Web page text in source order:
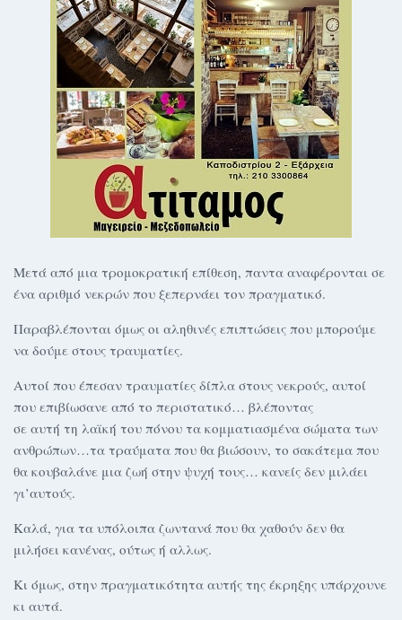
Μετά από μια τρομοκρατική επίθεση, παντα αναφέρονται σε
ένα αριθμό νεκρών που ξεπερνάει τον πραγματικό.
Παραβλέπονται όμως οι αληθινές επιπτώσεις που μπορούμε
να δούμε στους τραυματίες.
Αυτοί που έπεσαν τραυματίες δίπλα στους νεκρούς, αυτοί
που επιβίωσανε από το περιστατικό… βλέποντας
σε αυτή τη λαϊκή του πόνου τα κομματιασμένα σώματα των
ανθρώπων…τα τραύματα που θα βιώσουν, το σακάτεμα που
θα κουβαλάνε μια ζωή στην ψυχή τους… κανείς δεν μιλάει
γι’αυτούς.
Καλά, για τα υπόλοιπα ζωντανά που θα χαθούν δεν θα
μιλήσει κανένας, ούτως ή αλλως.
Κι όμως, στην πραγματικότητα αυτής της έκρηξης υπάρχουνε
κι αυτά.